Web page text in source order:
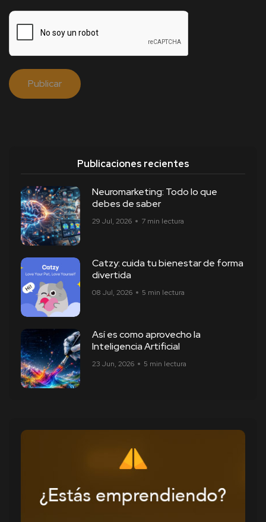
Publicaciones recientes
Neuromarketing: Todo lo que
debes de saber
29 Jul, 2026 7 min lectura
Catzy: cuida tu bienestar de forma
divertida
08 Jul, 2026 5 min lectura
Así es como aprovecho la
Inteligencia Artificial
23 Jun, 2026 5 min lectura